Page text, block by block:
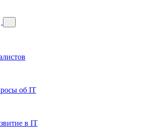
об IT
в IT